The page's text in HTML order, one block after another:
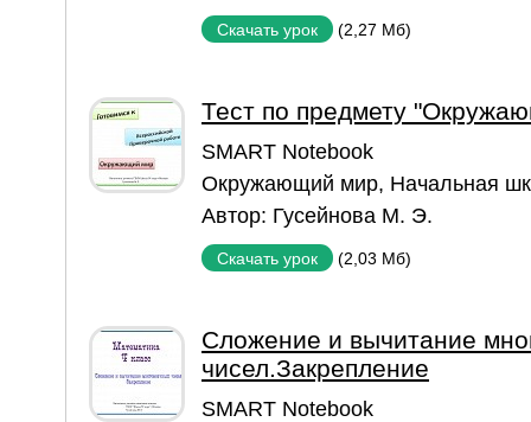
Скачать урок (2,27 Мб)
Тест по предмету
SMART Notebook
Окружающий мир, Начальная
Автор: Гусейнова М. Э.
Скачать урок (2,03 Мб)
Сложение и вычитание
чисел.Закрепление
SMART Notebook